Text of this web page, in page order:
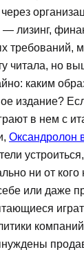
— лизинг,
требований,
читала, но
каким
издание?
в нем с
Оксандролон
ни от кого
или даже